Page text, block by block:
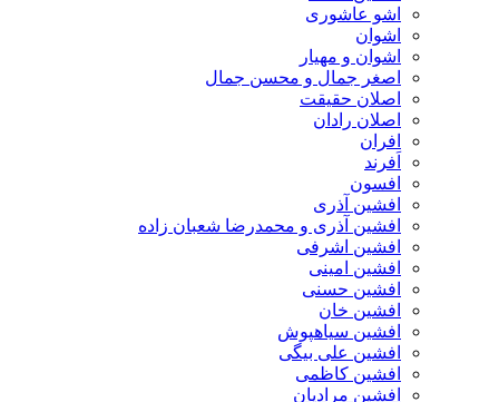
اشو عاشوری
اشوان
اشوان و مهیار
اصغر جمال و محسن جمال
اصلان حقیقت
اصلان رادان
افران
اَفرند
افسون
افشین آذری
افشین آذری و محمدرضا شعبان زاده
افشین اشرفی
افشین امینی
افشین حسنی
افشین خان
افشین سیاهپوش
افشین علی بیگی
افشین کاظمی
افشین مرادیان